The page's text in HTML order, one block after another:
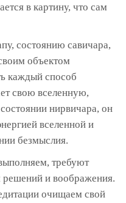
в картину, что сам
состоянию савичара,
объектом
каждый способ
свою вселенную,
нирвичара, он
вселенной и
безмыслия.
требуют
и воображения.
очищаем свой